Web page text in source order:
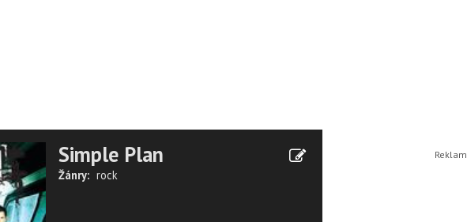
Simple Plan
Žánry: rock